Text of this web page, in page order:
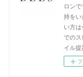
ロン
持を
い方
での
イル提